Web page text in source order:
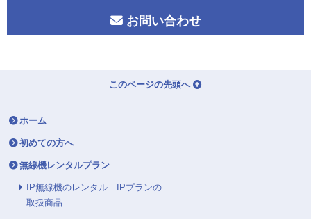
お問い合わせ
このページの先頭へ
ホーム
初めての方へ
無線機レンタルプラン
IP無線機のレンタル｜IPプランの
取扱商品